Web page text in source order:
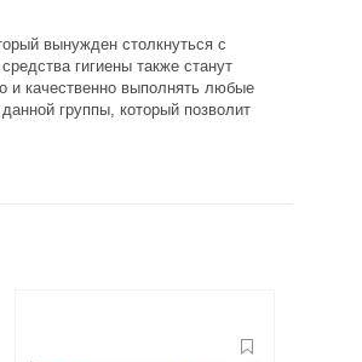
вынужден столкнуться с
гигиены также станут
и качественно выполнять любые
группы, который позволит